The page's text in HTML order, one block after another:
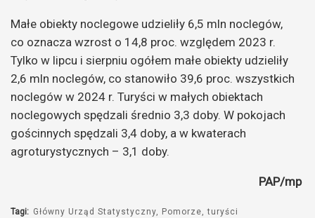
Małe obiekty noclegowe udzieliły 6,5 mln noclegów,
co oznacza wzrost o 14,8 proc. względem 2023 r.
Tylko w lipcu i sierpniu ogółem małe obiekty udzieliły
2,6 mln noclegów, co stanowiło 39,6 proc. wszystkich
noclegów w 2024 r. Turyści w małych obiektach
noclegowych spędzali średnio 3,3 doby. W pokojach
gościnnych spędzali 3,4 doby, a w kwaterach
agroturystycznych – 3,1 doby.
PAP/mp
Tagi: Główny Urząd Statystyczny Pomorze turyści